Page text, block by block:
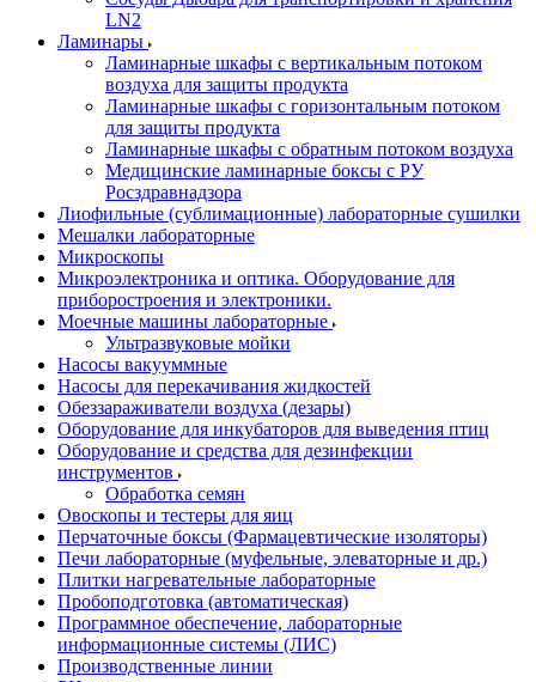
LN2
Ламинары
Ламинарные шкафы с вертикальным потоком
воздуха для защиты продукта
Ламинарные шкафы с горизонтальным потоком
для защиты продукта
Ламинарные шкафы с обратным потоком воздуха
Медицинские ламинарные боксы с РУ
Росздравнадзора
Лиофильные (сублимационные) лабораторные сушилки
Мешалки лабораторные
Микроскопы
Микроэлектроника и оптика. Оборудование для
приборостроения и электроники.
Моечные машины лабораторные
Ультразвуковые мойки
Насосы вакууммные
Насосы для перекачивания жидкостей
Обеззараживатели воздуха (дезары)
Оборудование для инкубаторов для выведения птиц
Оборудование и средства для дезинфекции
инструментов
Обработка семян
Овоскопы и тестеры для яиц
Перчаточные боксы (Фармацевтические изоляторы)
Печи лабораторные (муфельные, элеваторные и др.)
Плитки нагревательные лабораторные
Пробоподготовка (автоматическая)
Программное обеспечение, лабораторные
информационные системы (ЛИС)
Производственные линии